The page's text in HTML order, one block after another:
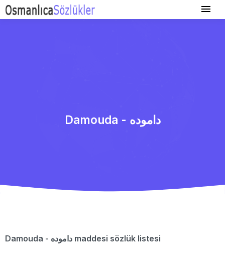
Damouda - داموده
Damouda - داموده maddesi sözlük listesi